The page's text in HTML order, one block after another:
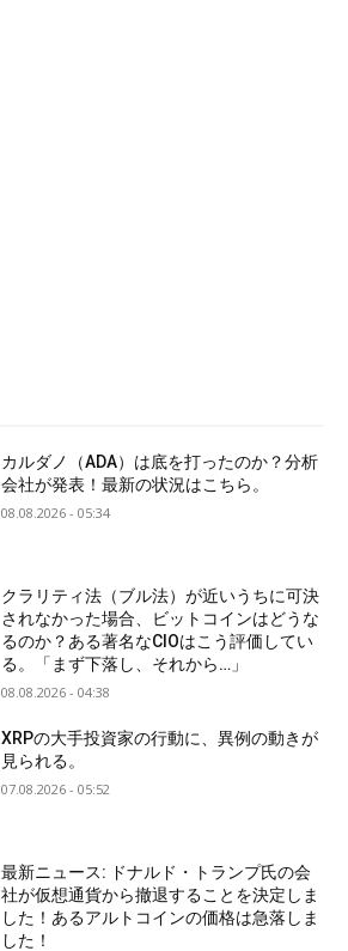
カルダノ（ADA）は底を打ったのか？分析
会社が発表！最新の状況はこちら。
08.08.2026 - 05:34
クラリティ法（ブル法）が近いうちに可決
されなかった場合、ビットコインはどうな
るのか？ある著名なCIOはこう評価してい
る。「まず下落し、それから…」
08.08.2026 - 04:38
XRPの大手投資家の行動に、異例の動きが
見られる。
07.08.2026 - 05:52
最新ニュース: ドナルド・トランプ氏の会
社が仮想通貨から撤退することを決定しま
した！あるアルトコインの価格は急落しま
した！